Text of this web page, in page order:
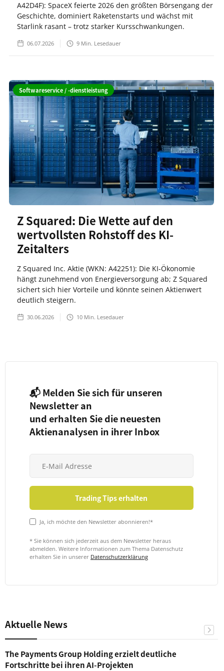
A42D4F): SpaceX feierte 2026 den größten Börsengang der
Geschichte, dominiert Raketenstarts und wächst mit
Starlink rasant – trotz starker Kursschwankungen.
06.07.2026 9 Min. Lesedauer
Softwareservice / -dienstleistung
Z Squared: Die Wette auf den
wertvollsten Rohstoff des KI-
Zeitalters
Z Squared Inc. Aktie (WKN: A42251): Die KI-Ökonomie
hängt zunehmend von Energieversorgung ab; Z Squared
sichert sich hier Vorteile und könnte seinen Aktienwert
deutlich steigern.
30.06.2026 10 Min. Lesedauer
📬 Melden Sie sich für unseren
Newsletter an
und erhalten Sie die neuesten
Aktienanalysen in ihrer Inbox
Ja, ich möchte den Newsletter abonnieren!*
* Sie können sich jederzeit aus dem Newsletter heraus
abmelden. Weitere Informationen zum Thema Datenschutz
erhalten Sie in unserer Datenschutzerklärung
Aktuelle News
The Payments Group Holding erzielt deutliche
Fortschritte bei ihren AI-Projekten